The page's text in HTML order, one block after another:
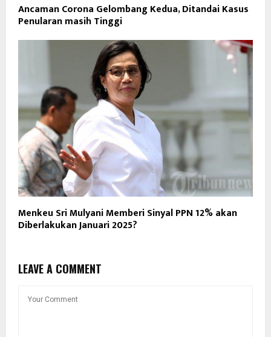
Ancaman Corona Gelombang Kedua, Ditandai Kasus
Penularan masih Tinggi
Menkeu Sri Mulyani Memberi Sinyal PPN 12% akan
Diberlakukan Januari 2025?
LEAVE A COMMENT